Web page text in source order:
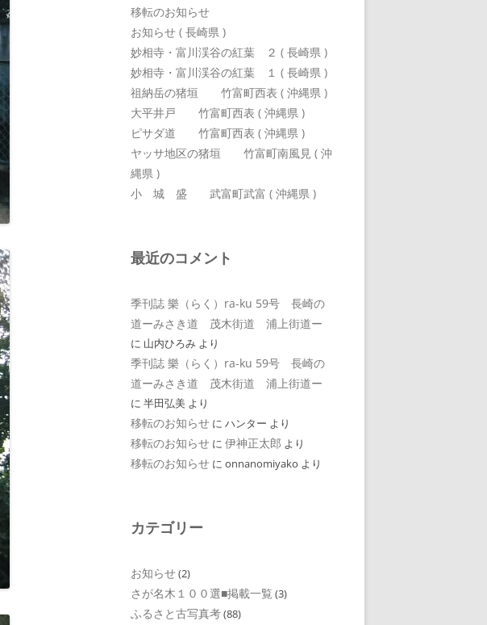
移転のお知らせ
お知らせ ( 長崎県 )
妙相寺・富川渓谷の紅葉 ２ ( 長崎県 )
妙相寺・富川渓谷の紅葉 １ ( 長崎県 )
祖納岳の猪垣 竹富町西表 ( 沖縄県 )
大平井戸 竹富町西表 ( 沖縄県 )
ピサダ道 竹富町西表 ( 沖縄県 )
ヤッサ地区の猪垣 竹富町南風見 ( 沖
縄県 )
小 城 盛 武富町武富 ( 沖縄県 )
最近のコメント
季刊誌 樂（らく）ra-ku 59号 長崎の
道ーみさき道 茂木街道 浦上街道ー
に 山内ひろみ より
季刊誌 樂（らく）ra-ku 59号 長崎の
道ーみさき道 茂木街道 浦上街道ー
に 半田弘美 より
移転のお知らせ に ハンター より
移転のお知らせ に 伊神正太郎 より
移転のお知らせ に onnanomiyako より
カテゴリー
お知らせ(2)
さが名木１００選■掲載一覧 (3)
ふるさと古写真考(88)